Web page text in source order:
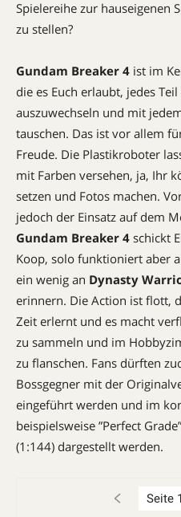
Spielereihe zur hauseigenen
zu stellen?
Gundam Breaker 4 ist im
die es Euch erlaubt, jedes
auszuwechseln und mit
tauschen. Das ist vor allem
Freude. Die Plastikroboter
mit Farben versehen, ja, Ihr
setzen und Fotos machen.
jedoch der Einsatz auf dem
Gundam ­Breaker 4 schickt
Koop, solo funk­tioniert aber
ein wenig an ­ Dynasty
erinnern. Die Action ist flott,
Zeit erlernt und es macht
zu sammeln und im
zu flanschen. Fans dürften
Bossgegner mit der
eingeführt werden und im
beispielsweise ”Perfect
(1:144) dargestellt werden.